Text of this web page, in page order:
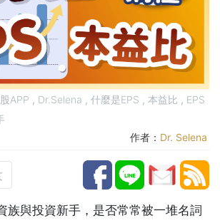
APP , Dr.Selena , 什麼是EPS , 本益比 , EPS
作者： Dr. Selena
族與投資新手，是否常常被一堆名詞